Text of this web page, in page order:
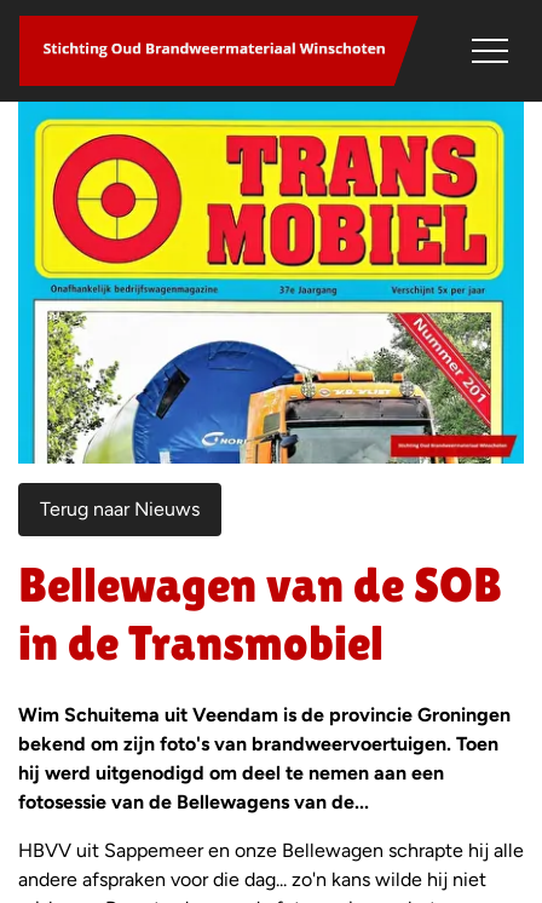
overslaan
Terug naar Nieuws
Bellewagen van de SOB
in de Transmobiel
Wim Schuitema uit Veendam is de provincie Groningen
bekend om zijn foto's van brandweervoertuigen. Toen
hij werd uitgenodigd om deel te nemen aan een
fotosessie van de Bellewagens van de...
HBVV uit Sappemeer en onze Bellewagen schrapte hij alle
andere afspraken voor die dag... zo'n kans wilde hij niet